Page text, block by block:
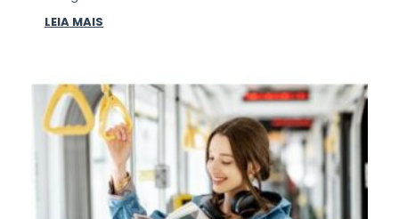
LEIA MAIS